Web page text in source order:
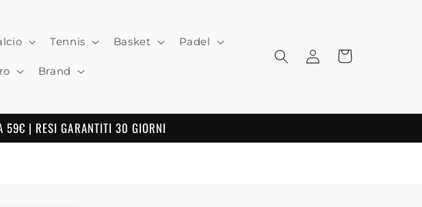
Tennis Basket Padel
Brand
Log
in
Cart
59€ | RESI GARANTITI 30 GIORNI